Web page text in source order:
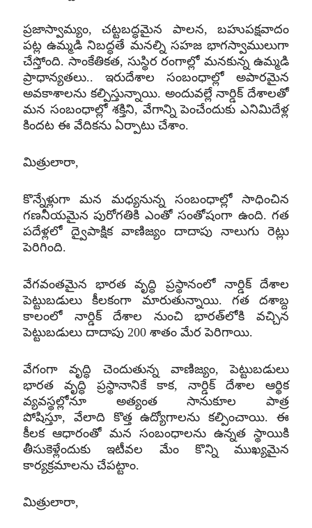
ప్రజాస్వామ్యం,చట్టబద్ధమైన పాలన,బహుపక్షవాదం
పట్ల ఉమ్మడి నిబద్ధతే మనల్ని సహజ భాగస్వాములుగా
చేస్తోంది. సాంకేతికత, సుస్థిర రంగాల్లో మనకున్న ఉమ్మడి
ప్రాధాన్యతలు.. ఇరుదేశాల సంబంధాల్లో అపారమైన
అవకాశాలను కల్పిస్తున్నాయి. అందువల్లే నార్డిక్ దేశాలతో
మన సంబంధాల్లో శక్తిని, వేగాన్ని పెంచేందుకు ఎనిమిదేళ్ల
కిందట ఈ వేదికను ఏర్పాటు చేశాం.
మిత్రులారా,
కొన్నేళ్లుగా మన మధ్యనున్న సంబంధాల్లో సాధించిన
గణనీయమైన పురోగతికి ఎంతో సంతోషంగా ఉంది.గత
పదేళ్లలో ద్వైపాక్షిక వాణిజ్యం దాదాపు నాలుగు రెట్లు
పెరిగింది.
వేగవంతమైన భారత వృద్ధి ప్రస్థానంలో నార్డిక్‌ దేశాల
పెట్టుబడులు కీలకంగా మారుతున్నాయి. గత దశాబ్ద
కాలంలో నార్డిక్‌ దేశాల నుంచి భారత్‌లోకి వచ్చిన
పెట్టుబడులు దాదాపు 200 శాతం మేర పెరిగాయి.
వేగంగా వృద్ధి చెందుతున్న వాణిజ్యం,పెట్టుబడులు
భారత వృద్ధి ప్రస్థానానికే కాక,నార్డిక్‌ దేశాల ఆర్థిక
వ్యవస్థల్లోనూ అత్యంత సానుకూల పాత్ర
పోషిస్తూ, వేలాది కొత్త ఉద్యోగాలను కల్పించాయి.ఈ
కీలక ఆధారంతో మన సంబంధాలను ఉన్నత స్థాయికి
తీసుకెళ్లేందుకు ఇటీవల మేం కొన్ని ముఖ్యమైన
కార్యక్రమాలను చేపట్టాం.
మిత్రులారా,